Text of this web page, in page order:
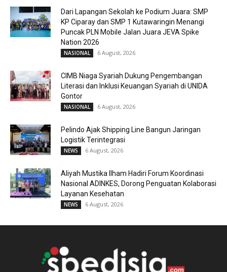
Dari Lapangan Sekolah ke Podium Juara: SMP
KP Ciparay dan SMP 1 Kutawaringin Menangi
Puncak PLN Mobile Jalan Juara JEVA Spike
Nation 2026
NASIONAL 6 August, 2026
CIMB Niaga Syariah Dukung Pengembangan
Literasi dan Inklusi Keuangan Syariah di UNIDA
Gontor
NASIONAL 6 August, 2026
Pelindo Ajak Shipping Line Bangun Jaringan
Logistik Terintegrasi
NEWS 6 August, 2026
Aliyah Mustika Ilham Hadiri Forum Koordinasi
Nasional ADINKES, Dorong Penguatan Kolaborasi
Layanan Kesehatan
NEWS 6 August, 2026